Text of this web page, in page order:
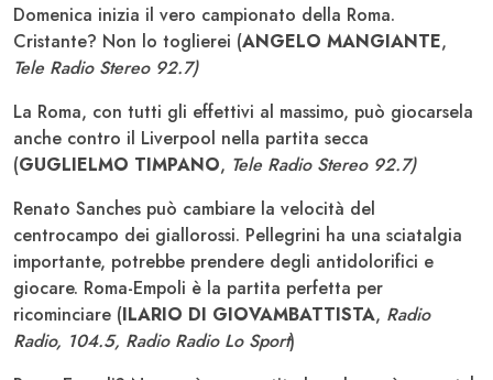
Domenica inizia il vero campionato della Roma.
Cristante? Non lo toglierei (ANGELO MANGIANTE,
Tele Radio Stereo 92.7)
La Roma, con tutti gli effettivi al massimo, può giocarsela
anche contro il Liverpool nella partita secca
(GUGLIELMO TIMPANO, Tele Radio Stereo 92.7)
Renato Sanches può cambiare la velocità del
centrocampo dei giallorossi. Pellegrini ha una sciatalgia
importante, potrebbe prendere degli antidolorifici e
giocare. Roma-Empoli è la partita perfetta per
ricominciare (ILARIO DI GIOVAMBATTISTA, Radio
Radio, 104.5, Radio Radio Lo Sport)